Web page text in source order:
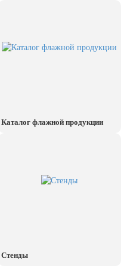
Каталог флажной продукции
Стенды